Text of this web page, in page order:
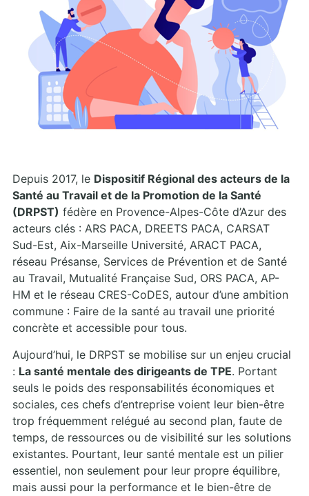
Depuis 2017, le Dispositif Régional des acteurs de la
Santé au Travail et de la Promotion de la Santé
(DRPST) fédère en Provence-Alpes-Côte d’Azur des
acteurs clés : ARS PACA, DREETS PACA, CARSAT
Sud-Est, Aix-Marseille Université, ARACT PACA,
réseau Présanse, Services de Prévention et de Santé
au Travail, Mutualité Française Sud, ORS PACA, AP-
HM et le réseau CRES-CoDES, autour d’une ambition
commune : Faire de la santé au travail une priorité
concrète et accessible pour tous.
Aujourd’hui, le DRPST se mobilise sur un enjeu crucial
: La santé mentale des dirigeants de TPE. Portant
seuls le poids des responsabilités économiques et
sociales, ces chefs d’entreprise voient leur bien-être
trop fréquemment relégué au second plan, faute de
temps, de ressources ou de visibilité sur les solutions
existantes. Pourtant, leur santé mentale est un pilier
essentiel, non seulement pour leur propre équilibre,
mais aussi pour la performance et le bien-être de